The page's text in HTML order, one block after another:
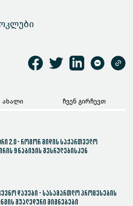
ახალი ჩვენ გირჩევთ
2.0 - როგორ მიდის საქართველო
9 ნაბიჯის შესრულებისკენ
დავები - სასამართლო პროცესების
შუალედური მიგნებები